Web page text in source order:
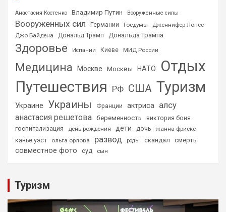
Анастасия Костенко Владимир Путин Вооруженные силы
Вооруженных сил Германии Госдумы
Дженнифер Лопес
Джо Байдена
Дональд Трамп Дональда Трампа
Здоровье Испании Киеве МИД России
Медицина Москве Москвы НАТО
Отдых
Путешествия РФ США Туризм
Украине Украины Франции актриса алсу
анастасия решетова беременность
виктория боня
госпитализация
день рождения дети дочь
жанна фриске
канье уэст
ольга орлова развод роды скандал смерть
совместное фото суд сын
Туризм